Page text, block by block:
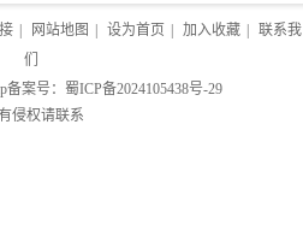
网站地图 设为首页 加入收藏
联系我
们
备案号： 蜀ICP备2024105438号-29
侵权请联系